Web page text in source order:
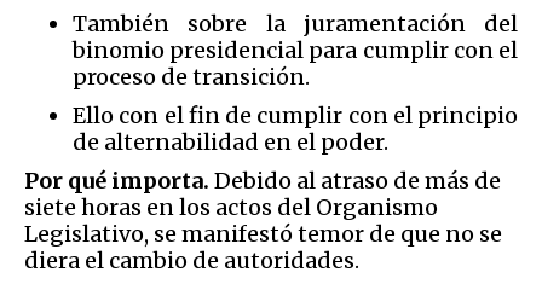
También sobre la juramentación del
binomio presidencial para cumplir con el
proceso de transición.
Ello con el fin de cumplir con el principio
de alternabilidad en el poder.
Por qué importa. Debido al atraso de más de
siete horas en los actos del Organismo
Legislativo, se manifestó temor de que no se
diera el cambio de autoridades.